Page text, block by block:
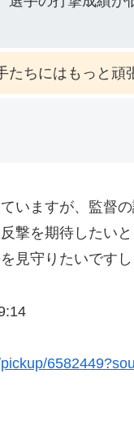
たちにはもっと頑
いますが、監督
撃を期待したい
見守りたいです